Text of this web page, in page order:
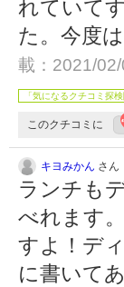
れていて
た。今度
載：2021/02/
「気になるクチコミ探
このクチコミに
キヨみかん さん
ランチも
べれます
すよ！デ
に書いて